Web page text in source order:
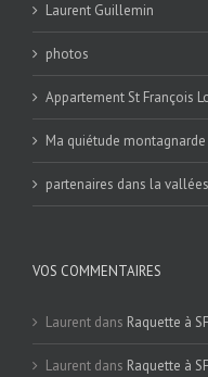
Laurent Guillemin
photos
Appartement St François
Ma quiétude
partenaires dans la
VOS COMMENTAIRES
Laurent dans Raquette à
Laurent dans Raquette à